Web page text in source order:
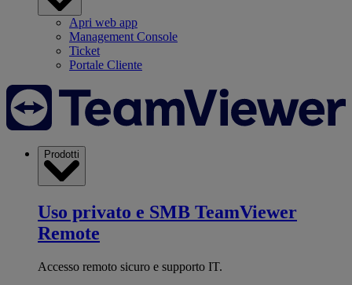
Apri web app
Management Console
Ticket
Portale Cliente
Prodotti
Uso privato e SMB TeamViewer
Remote
Accesso remoto sicuro e supporto IT.